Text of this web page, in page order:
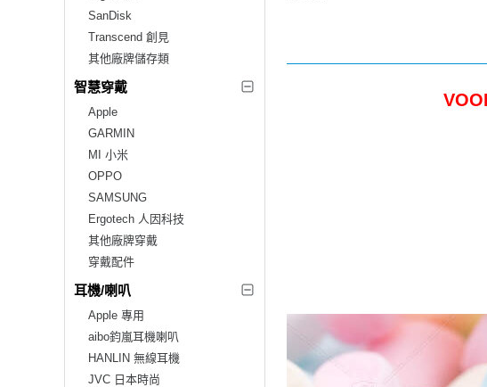
SanDisk
Transcend 創見
其他廠牌儲存類
智慧穿戴
Apple
GARMIN
MI 小米
OPPO
SAMSUNG
Ergotech 人因科技
其他廠牌穿戴
穿戴配件
耳機/喇叭
Apple 專用
aibo鈞嵐耳機喇叭
HANLIN 無線耳機
JVC 日本時尚